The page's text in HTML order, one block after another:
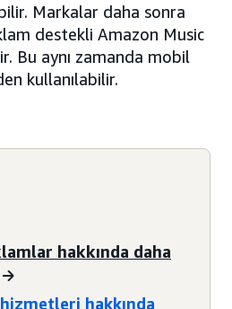
Markalar daha sonra
destekli Amazon Music
Bu aynı zamanda mobil
kullanılabilir.
hakkında daha
hakkında